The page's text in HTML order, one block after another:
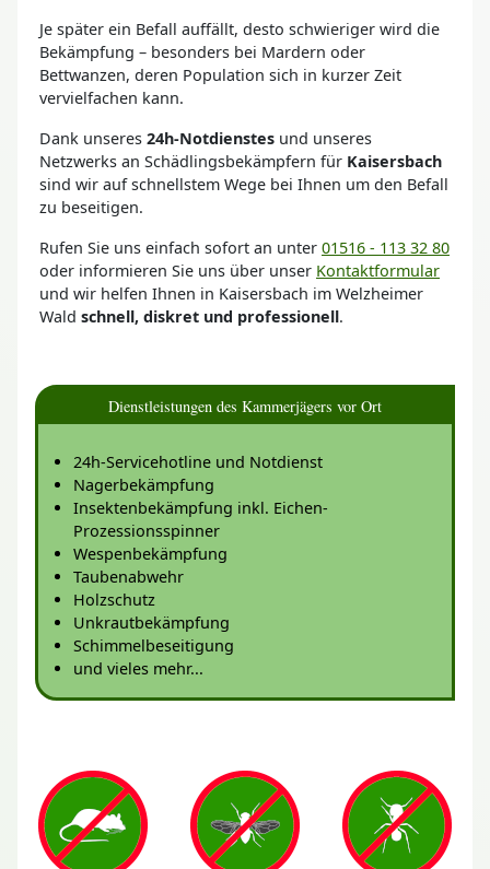
Je später ein Befall auffällt, desto schwieriger wird die
Bekämpfung – besonders bei Mardern oder
Bettwanzen, deren Population sich in kurzer Zeit
vervielfachen kann.
Dank unseres 24h-Notdienstes und unseres
Netzwerks an Schädlingsbekämpfern für Kaisersbach
sind wir auf schnellstem Wege bei Ihnen um den Befall
zu beseitigen.
Rufen Sie uns einfach sofort an unter 01516 - 113 32 80
oder informieren Sie uns über unser Kontaktformular
und wir helfen Ihnen in Kaisersbach im Welzheimer
Wald schnell, diskret und professionell.
Dienstleistungen des Kammerjägers vor Ort
24h-Servicehotline und Notdienst
Nagerbekämpfung
Insektenbekämpfung inkl. Eichen-
Prozessionsspinner
Wespenbekämpfung
Taubenabwehr
Holzschutz
Unkrautbekämpfung
Schimmelbeseitigung
und vieles mehr...